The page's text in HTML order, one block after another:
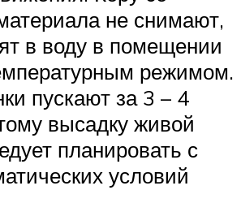
не снимают,
в воду в помещении
режимом.
пускают за 3 – 4
высадку живой
планировать с
условий